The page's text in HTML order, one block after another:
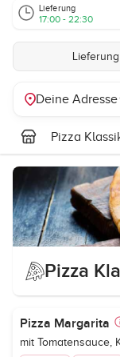
Lieferung
17:00 - 22:30
Lieferung
Deine Adresse
Pizza
Pizza
Pizza Margarita
mit Tomatensauce,